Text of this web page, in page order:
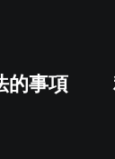
的事項